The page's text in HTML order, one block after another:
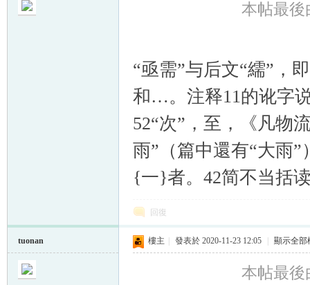
本帖最後
“亟需”与后文“繻”，
和…。注释11的讹字
52“次”，至，《凡物
雨”（篇中還有“大雨
{一}者。42简不当括
回復
tuonan 樓主 發表於 2020-11-23 12:05 顯示全部
本帖最後